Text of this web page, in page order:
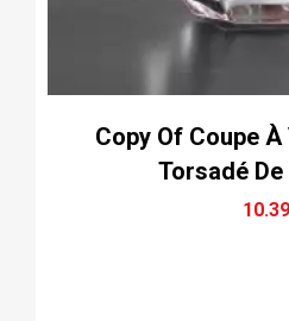
Copy Of Coupe
Torsadé De
10.39